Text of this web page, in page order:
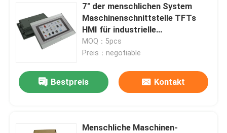
7" der menschlichen System
Maschinenschnittstelle TFTs
HMI für industrielle
Automatisierung
MOQ：5pcs
Preis：negotiable
Bestpreis Kontakt
Menschliche Maschinen-